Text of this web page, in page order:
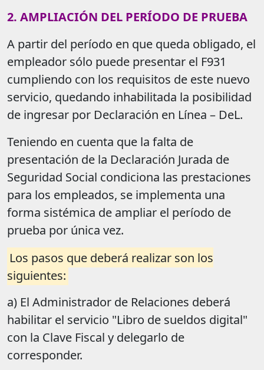
2. AMPLIACIÓN DEL PERÍODO DE PRUEBA
A partir del período en que queda obligado, el
empleador sólo puede presentar el F931
cumpliendo con los requisitos de este nuevo
servicio, quedando inhabilitada la posibilidad
de ingresar por Declaración en Línea – DeL.
Teniendo en cuenta que la falta de
presentación de la Declaración Jurada de
Seguridad Social condiciona las prestaciones
para los empleados, se implementa una
forma sistémica de ampliar el período de
prueba por única vez.
Los pasos que deberá realizar son los
siguientes:
a) El Administrador de Relaciones deberá
habilitar el servicio "Libro de sueldos digital"
con la Clave Fiscal y delegarlo de
corresponder.